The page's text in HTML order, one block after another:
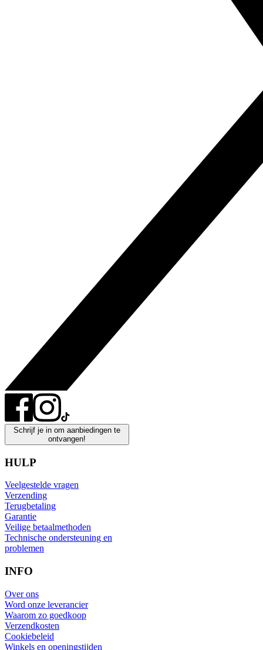
Schrijf je in om aanbiedingen te
ontvangen!
HULP
Veelgestelde vragen
Verzending
Terugbetaling
Garantie
Veilige betaalmethoden
Technische ondersteuning en
problemen
INFO
Over ons
Word onze leverancier
Waarom zo goedkoop
Verzendkosten
Cookiebeleid
Winkels en openingstijden